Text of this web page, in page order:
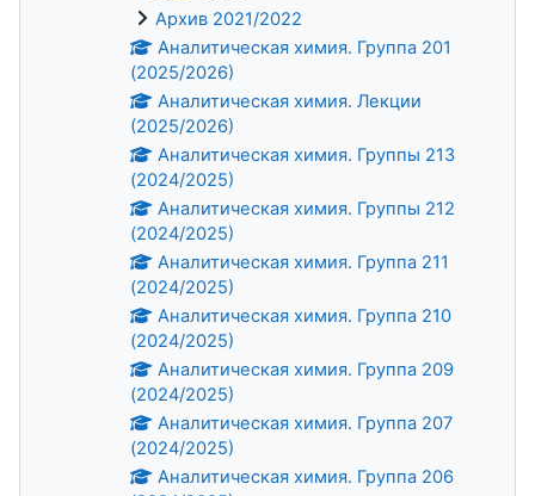
Архив 2021/2022
Аналитическая химия. Группа 201
(2025/2026)
Аналитическая химия. Лекции
(2025/2026)
Аналитическая химия. Группы 213
(2024/2025)
Аналитическая химия. Группы 212
(2024/2025)
Аналитическая химия. Группа 211
(2024/2025)
Аналитическая химия. Группа 210
(2024/2025)
Аналитическая химия. Группа 209
(2024/2025)
Аналитическая химия. Группа 207
(2024/2025)
Аналитическая химия. Группа 206